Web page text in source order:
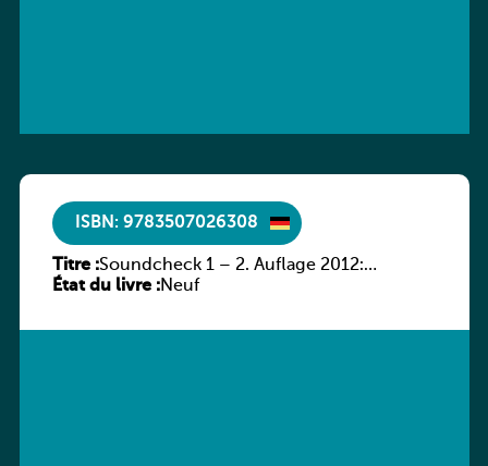
ISBN: 9783507026308
Titre :Soundcheck 1 – 2. Auflage 2012:
Schülerband 1
État du livre :Neuf